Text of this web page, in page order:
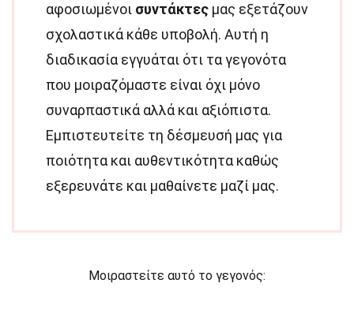
αφοσιωμένοι συντάκτες μας εξετάζουν
σχολαστικά κάθε υποβολή. Αυτή η
διαδικασία εγγυάται ότι τα γεγονότα
που μοιραζόμαστε είναι όχι μόνο
συναρπαστικά αλλά και αξιόπιστα.
Εμπιστευτείτε τη δέσμευσή μας για
ποιότητα και αυθεντικότητα καθώς
εξερευνάτε και μαθαίνετε μαζί μας.
Μοιραστείτε αυτό το γεγονός: